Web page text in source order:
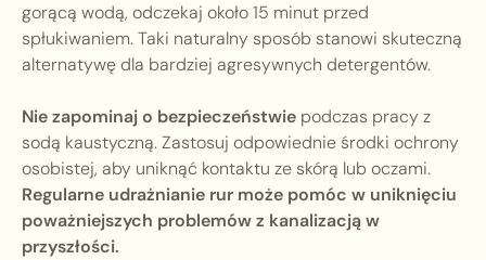
gorącą wodą, odczekaj około 15 minut przed
spłukiwaniem. Taki naturalny sposób stanowi skuteczną
alternatywę dla bardziej agresywnych detergentów.
Nie zapominaj o bezpieczeństwie podczas pracy z
sodą kaustyczną. Zastosuj odpowiednie środki ochrony
osobistej, aby uniknąć kontaktu ze skórą lub oczami.
Regularne udrażnianie rur może pomóc w uniknięciu
poważniejszych problemów z kanalizacją w
przyszłości.